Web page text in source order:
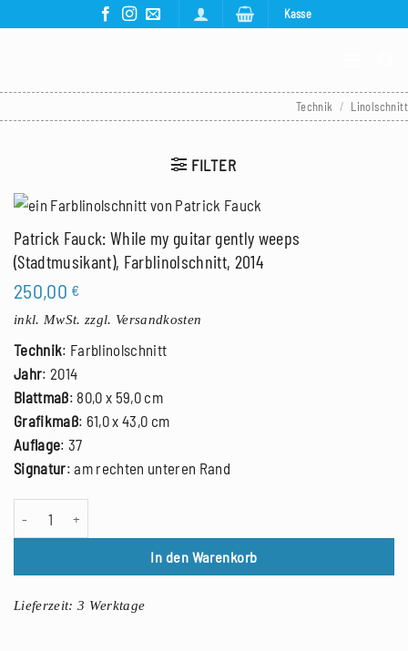
Kasse
Technik / Linolschnitt
FILTER
Patrick Fauck: While my guitar gently weeps
(Stadtmusikant), Farblinolschnitt, 2014
250,00 €
inkl. MwSt. zzgl. Versandkosten
Technik: Farblinolschnitt
Jahr: 2014
Blattmaß: 80,0 x 59,0 cm
Grafikmaß: 61,0 x 43,0 cm
Auflage: 37
Signatur: am rechten unteren Rand
In den Warenkorb
Lieferzeit:3 Werktage